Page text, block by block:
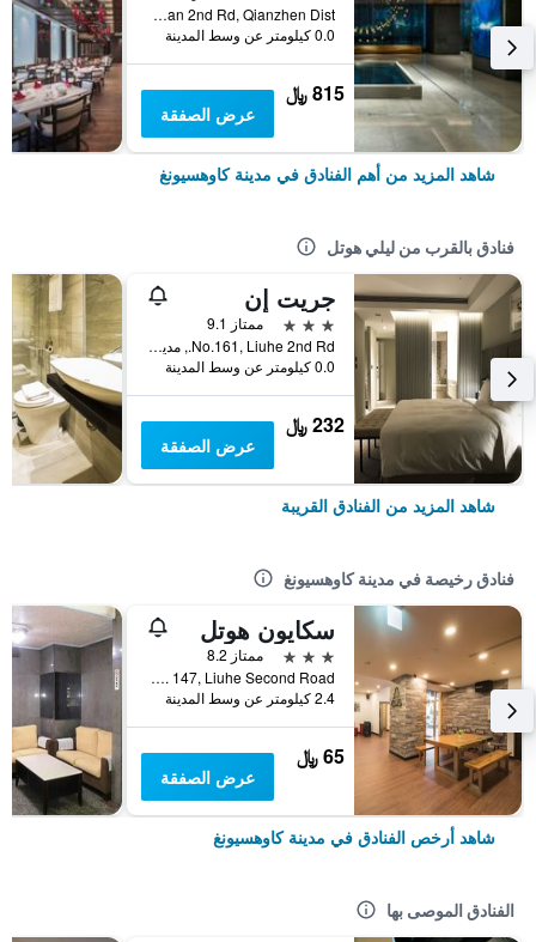
No.199, Zhongshan 2nd Rd, Qianzhen Dist., مدينة كاوهسيونغ, تايوان
0.0 كيلومتر عن وسط المدينة
815 ﷼
عرض الصفقة
شاهد المزيد من أهم الفنادق في مدينة كاوهسيونغ
فنادق بالقرب من ليلي هوتل
جريت إن
3 نجوم
ممتاز 9.1
No.161, Liuhe 2nd Rd., مدينة كاوهسيونغ, تايوان
0.0 كيلومتر عن وسط المدينة
232 ﷼
عرض الصفقة
شاهد المزيد من الفنادق القريبة
فنادق رخيصة في مدينة كاوهسيونغ
سكايون هوتل
3 نجوم
ممتاز 8.2
No. 147, Liuhe Second Road, مدينة كاوهسيونغ, تايوان
2.4 كيلومتر عن وسط المدينة
65 ﷼
عرض الصفقة
شاهد أرخص الفنادق في مدينة كاوهسيونغ
الفنادق الموصى بها